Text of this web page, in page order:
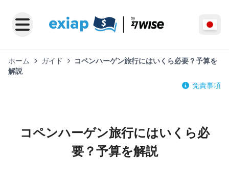
ホーム ガイド
コペンハーゲン旅行にはいくら必要？予算を
解説
免責事項
コペンハーゲン旅行にはいくら必
要？予算を解説